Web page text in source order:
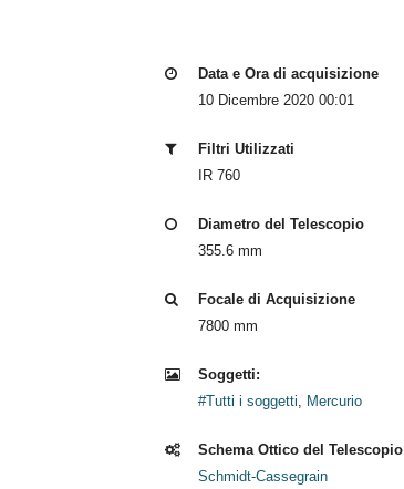
Data e Ora di acquisizione
10 Dicembre 2020 00:01
Filtri Utilizzati
IR 760
Diametro del Telescopio
355.6 mm
Focale di Acquisizione
7800 mm
Soggetti:
#Tutti i soggetti, Mercurio
Schema Ottico del Telescopio
Schmidt-Cassegrain